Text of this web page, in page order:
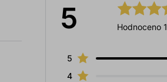
5 Hodnoceno
5
4